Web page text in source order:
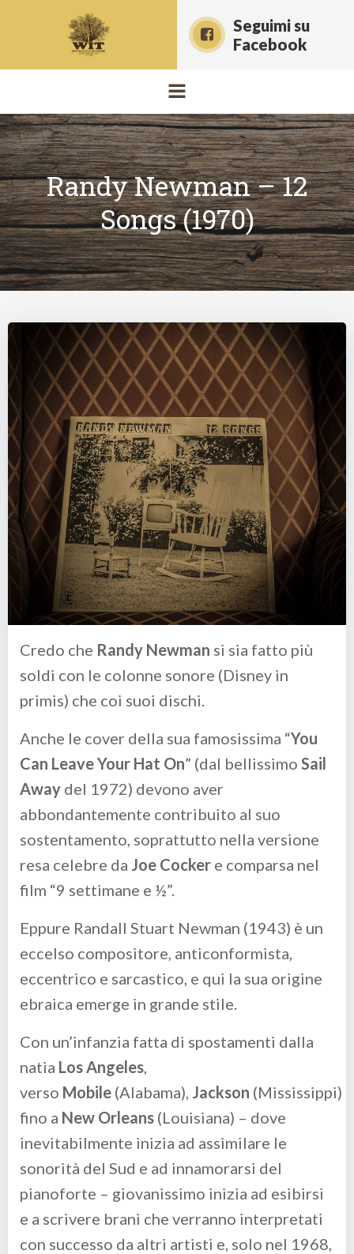
contenuto
Seguimi su
Facebook
Randy Newman – 12
Songs (1970)
Credo che Randy Newman si sia fatto più
soldi con le colonne sonore (Disney in
primis) che coi suoi dischi.
Anche le cover della sua famosissima “You
Can Leave Your Hat On” (dal bellissimo Sail
Away del 1972) devono aver
abbondantemente contribuito al suo
sostentamento, soprattutto nella versione
resa celebre da Joe Cocker e comparsa nel
film “9 settimane e ½”.
Eppure Randall Stuart Newman (1943) è un
eccelso compositore, anticonformista,
eccentrico e sarcastico, e qui la sua origine
ebraica emerge in grande stile.
Con un’infanzia fatta di spostamenti dalla
natia Los Angeles,
verso Mobile (Alabama), Jackson (Mississippi)
fino a New Orleans (Louisiana) – dove
inevitabilmente inizia ad assimilare le
sonorità del Sud e ad innamorarsi del
pianoforte – giovanissimo inizia ad esibirsi
e a scrivere brani che verranno interpretati
con successo da altri artisti e, solo nel 1968,